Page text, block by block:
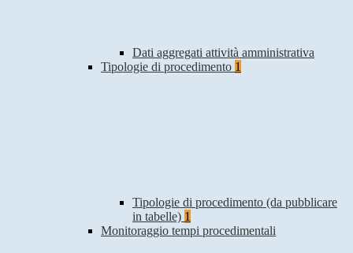
Dati aggregati attività amministrativa
Tipologie di procedimento 1
Tipologie di procedimento (da pubblicare
in tabelle) 1
Monitoraggio tempi procedimentali